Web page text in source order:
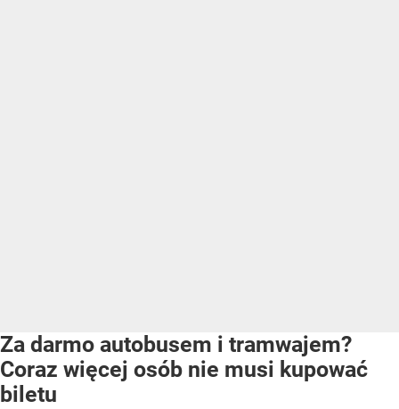
Za darmo autobusem i tramwajem?
Coraz więcej osób nie musi kupować
biletu